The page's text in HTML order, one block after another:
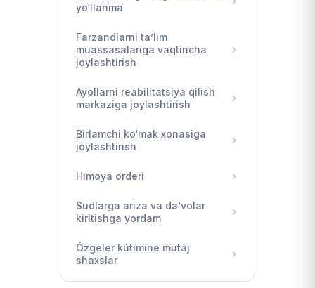
yo‘llanma
Farzandlarni ta’lim
muassasalariga vaqtincha
joylashtirish
Ayollarni reabilitatsiya qilish
markaziga joylashtirish
Birlamchi ko‘mak xonasiga
joylashtirish
Himoya orderi
Sudlarga ariza va da’volar
kiritishga yordam
Ózgeler kútimine mútáj
shaxslar